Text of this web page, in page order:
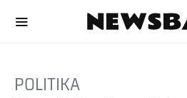
POLITIKA